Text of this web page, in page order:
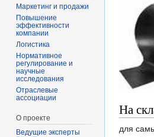
На
для
Маркетинг и продажи
Повышение
эффективности
компании
Логистика
Нормативное
регулирование и
научные
исследования
Отраслевые
ассоциации
О проекте
Ведущие эксперты